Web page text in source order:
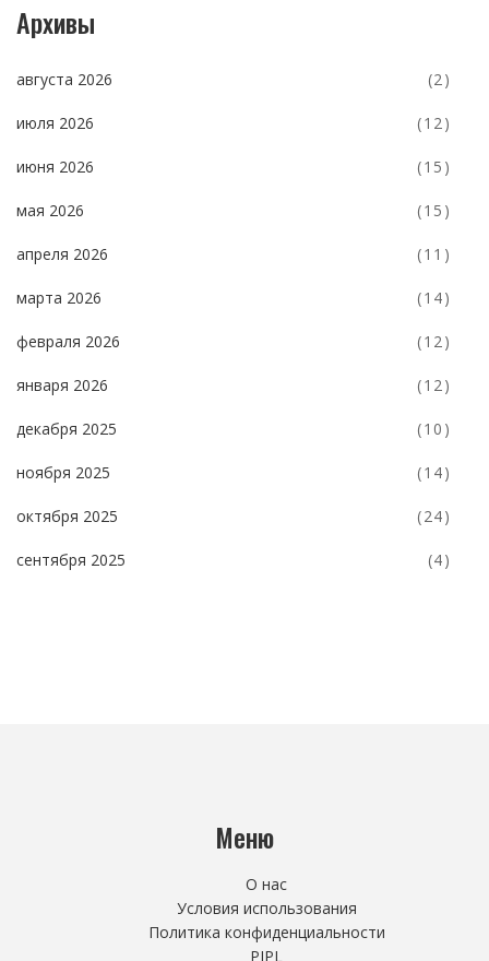
Архивы
августа 2026 (2)
июля 2026 (12)
июня 2026 (15)
мая 2026 (15)
апреля 2026 (11)
марта 2026 (14)
февраля 2026 (12)
января 2026 (12)
декабря 2025 (10)
ноября 2025 (14)
октября 2025 (24)
сентября 2025 (4)
Меню
О нас
Условия использования
Политика конфиденциальности
PIPL